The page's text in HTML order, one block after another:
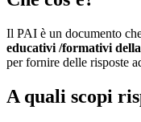
Il PAI è un documento
educativi /formativi
per fornire delle risposte
A quali scopi